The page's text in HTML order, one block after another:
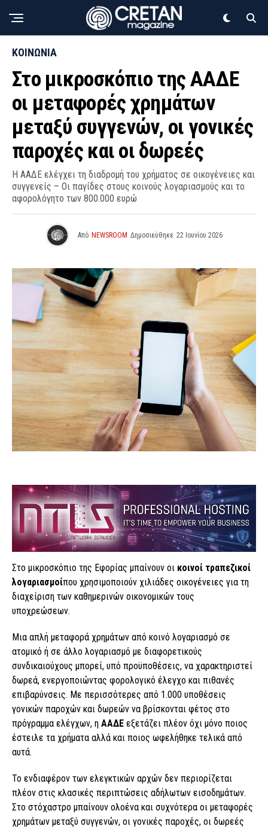
ΚΟΙΝΩΝΙΑ
Στο μικροσκόπιο της ΑΑΔΕ
οι μεταφορές χρημάτων
μεταξύ συγγενών, οι γονικές
παροχές και οι δωρεές
Η ΑΑΔΕ ελέγχει τη διαδρομή του χρήματος σε οικογένειες και
συγγενείς – Οι παγίδες στους κοινούς λογαριασμούς και το
αφορολόγητο των 800.000 ευρώ
Από NEWSROOM Δημοσιεύθηκε 22 Ιουνίου 2026
Στο μικροσκόπιο της Εφορίας μπαίνουν οι κοινοί τραπεζικοί
λογαριασμοίπου χρησιμοποιούν χιλιάδες οικογένειες για τη
διαχείριση των καθημερινών οικονομικών τους
υποχρεώσεων.
Μια απλή μεταφορά χρημάτων από κοινό λογαριασμό σε
ατομικό ή σε άλλο λογαριασμό με διαφορετικούς
συνδικαιούχους μπορεί, υπό προϋποθέσεις, να χαρακτηριστεί
δωρεά, ενεργοποιώντας φορολογικό έλεγχο και πιθανές
επιβαρύνσεις. Με περισσότερες από 1.000 υποθέσεις
γονικών παροχών και δωρεών να βρίσκονται φέτος στο
πρόγραμμα ελέγχων, η ΑΑΔΕ εξετάζει πλέον όχι μόνο ποιος
έστειλε τα χρήματα αλλά και ποιος ωφελήθηκε τελικά από
αυτά.
Το ενδιαφέρον των ελεγκτικών αρχών δεν περιορίζεται
πλέον στις κλασικές περιπτώσεις αδήλωτων εισοδημάτων.
Στο στόχαστρο μπαίνουν ολοένα και συχνότερα οι μεταφορές
χρημάτων μεταξύ συγγενών, οι γονικές παροχές, οι δωρεές